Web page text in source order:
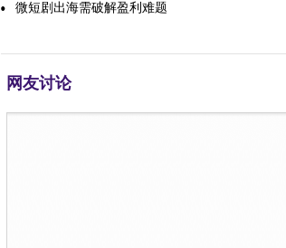
律知识弘
微短剧出海需破解盈利难题
网友讨论